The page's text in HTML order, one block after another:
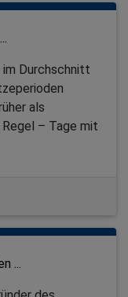
im Durchschnitt
als
Regel – Tage mit
...